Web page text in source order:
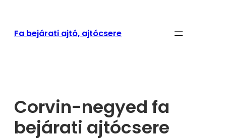
tartalomhoz
Fa bejárati ajtó, ajtócsere
Corvin-negyed fa
bejárati ajtócsere